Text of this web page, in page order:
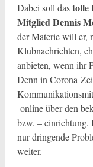
Dabei soll dastolle
Mitglied Dennis
der Materie will er,
Klubnachrichten,
anbieten, wenn ihr
Denn in Corona-
online über den
bzw. – einrichtung.
nur dringende
weiter.